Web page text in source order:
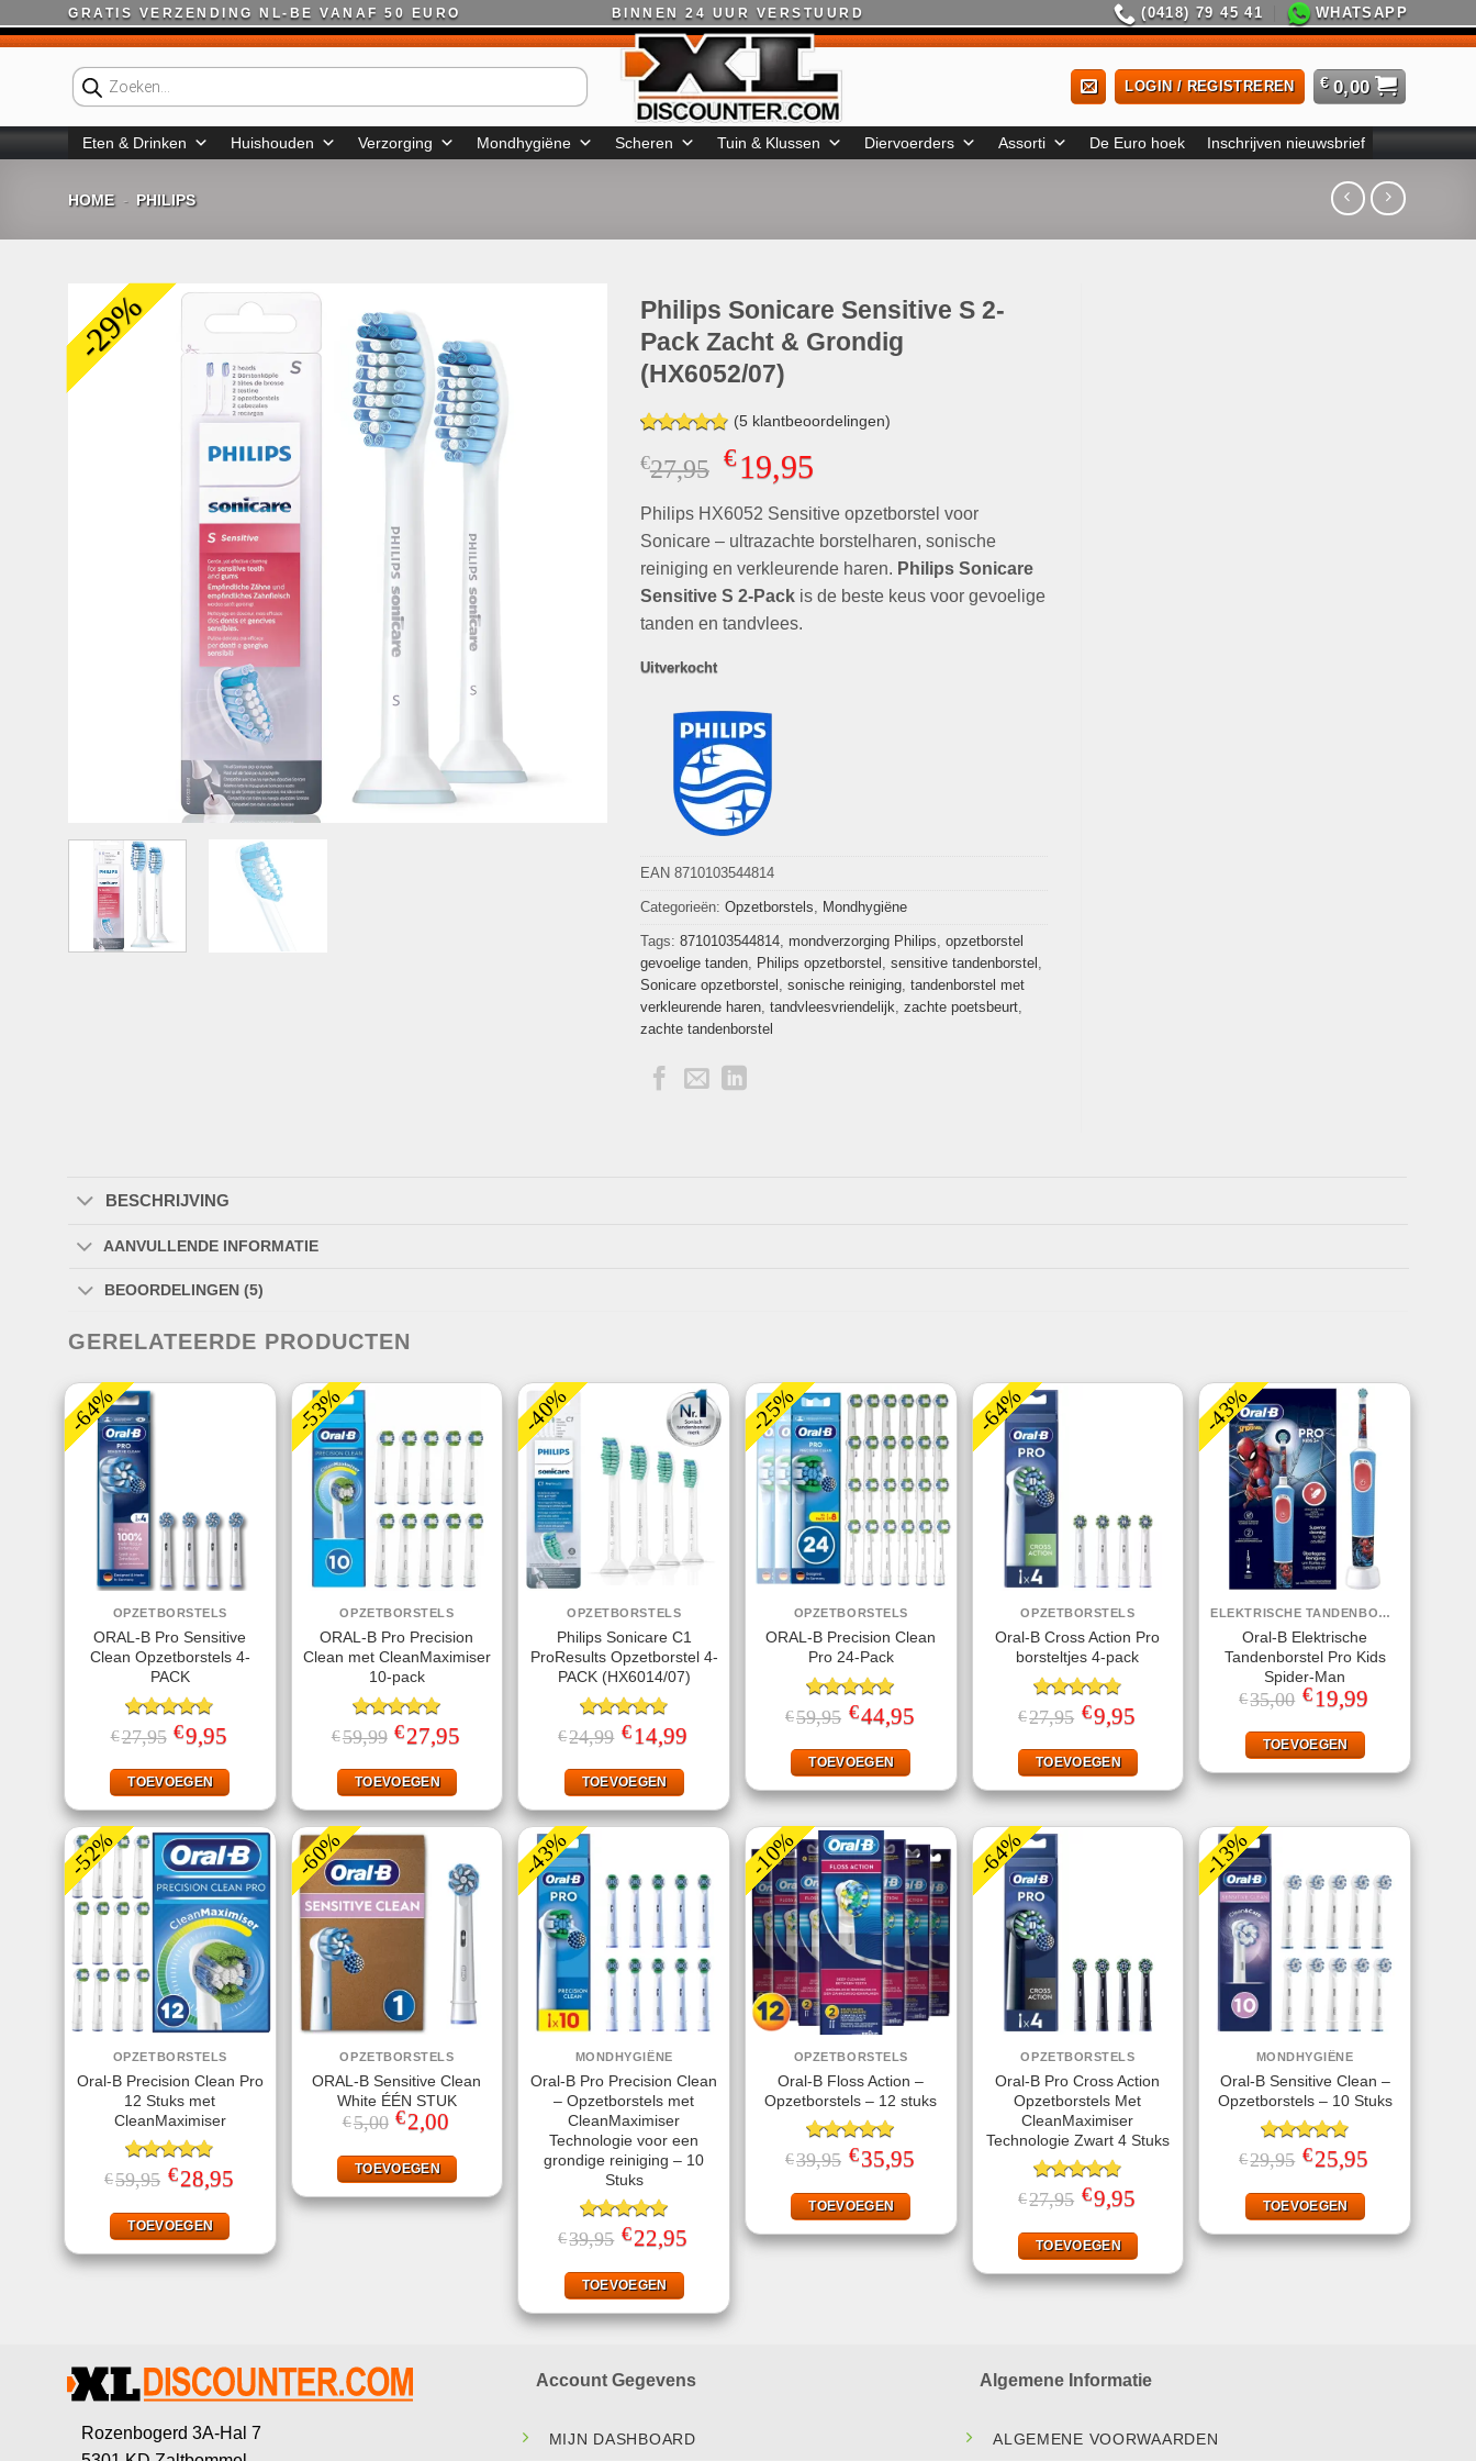
naar
GRATIS VERZENDING NL-BE VANAF 50 EURO BINNEN 24 UUR VERSTUURD (0418) 79 45 41 WHATSAPP
Producten
zoeken
LOGIN / REGISTREREN € 0,00
Eten & Drinken Huishouden Verzorging Mondhygiëne Scheren Tuin & Klussen Diervoerders Assorti De Euro hoek Inschrijven nieuwsbrief
HOME - PHILIPS
-29%
Philips Sonicare Sensitive S 2-
Pack Zacht & Grondig
(HX6052/07)
Gewaardeerd
4.80op 5
gebaseerd
waarderingen
(5klantbeoordelingen)
€27,95 Oorspronkelijke
was:
€27,95.
€19,95Huidige
is:
€19,95.
Philips HX6052 Sensitive opzetborstel voor
Sonicare – ultrazachte borstelharen, sonische
reiniging en verkleurende haren. Philips Sonicare
Sensitive S 2-Packis de beste keus voor gevoelige
tanden en tandvlees.
Uitverkocht
EAN 8710103544814
Categorieën: Opzetborstels, Mondhygiëne
Tags: 8710103544814, mondverzorging Philips, opzetborstel
gevoelige tanden, Philips opzetborstel , sensitive tandenborstel ,
Sonicare opzetborstel , sonische reiniging, tandenborstel met
verkleurende haren, tandvleesvriendelijk, zachte poetsbeurt,
zachte tandenborstel
BESCHRIJVING
AANVULLENDE INFORMATIE
BEOORDELINGEN (5)
GERELATEERDE PRODUCTEN
-64%
OPZETBORSTELS
ORAL-B Pro Sensitive
Clean Opzetborstels 4-
PACK
Gewaardeerd
4.75 uit 5
€27,95 Oorspronkelijke
prijs
€27,95.
€9,95
€9,95.
TOEVOEGEN
-53%
OPZETBORSTELS
ORAL-B Pro Precision
Clean met CleanMaximiser
10-pack
Gewaardeerd
5.00uit 5
€59,99 Oorspronkelijke
prijs
€59,99.
€27,95
TOEVOEGEN
-40%
OPZETBORSTELS
Philips Sonicare C1
ProResults Opzetborstel 4-
PACK (HX6014/07)
Gewaardeerd
4.75uit 5
€24,99 Oorspronkelijke
prijs
€24,99.
€ 14,99Huidige
TOEVOEGEN
-25%
OPZETBORSTELS
ORAL-B Precision Clean
Pro 24-Pack
Gewaardeerd
5.00uit 5
€59,95 Oorspronkelijke
prijs
€59,95.
€44,95prijs
TOEVOEGEN
-64%
OPZETBORSTELS
Oral-B Cross Action Pro
borsteltjes 4-pack
Gewaardeerd
4.75 uit 5
€27,95 Oorspronkelijke
prijs
€27,95.
€9,95prijs
€9,95.
TOEVOEGEN
-43%
ELEKTRISCHE TANDENBORSTELS
Oral-B Elektrische
Tandenborstel Pro Kids
Spider-Man
€35,00 Oorspronkelijke
prijs
€35,00.
€ 19,99Huidige
TOEVOEGEN
-52%
OPZETBORSTELS
Oral-B Precision Clean Pro
12 Stuks met
CleanMaximiser
Gewaardeerd
4.75uit 5
€59,95 Oorspronkelijke
prijs
€59,95.
€28,95prijs
TOEVOEGEN
-60%
OPZETBORSTELS
ORAL-B Sensitive Clean
White ÉÉN STUK
€5,00 Oorspronkelijke
prijs
€5,00.
€2,00
€2,00.
TOEVOEGEN
-43%
MONDHYGIËNE
Oral-B Pro Precision Clean
– Opzetborstels met
CleanMaximiser
Technologie voor een
grondige reiniging – 10
Stuks
Gewaardeerd
5.00uit 5
€39,95 Oorspronkelijke
prijs
€39,95.
€22,95prijs
TOEVOEGEN
-10%
OPZETBORSTELS
Oral-B Floss Action –
Opzetborstels – 12 stuks
Gewaardeerd
5.00uit 5
€39,95 Oorspronkelijke
prijs
€39,95.
€35,95prijs
TOEVOEGEN
-64%
OPZETBORSTELS
Oral-B Pro Cross Action
Opzetborstels Met
CleanMaximiser
Technologie Zwart 4 Stuks
Gewaardeerd
4.75 uit 5
€27,95 Oorspronkelijke
prijs
€27,95.
€9,95prijs
€9,95.
TOEVOEGEN
-13%
MONDHYGIËNE
Oral-B Sensitive Clean –
Opzetborstels – 10 Stuks
Gewaardeerd
4.86uit 5
€29,95 Oorspronkelijke
prijs
€29,95.
€25,95prijs
TOEVOEGEN
Rozenbogerd 3A-Hal 7
Account Gegevens
MIJN DASHBOARD
Algemene Informatie
ALGEMENE VOORWAARDEN